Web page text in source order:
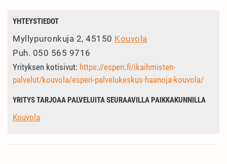
YHTEYSTIEDOT
Myllypuronkuja 2, 45150 Kouvola
Puh. 050 565 9716
Yrityksen kotisivut: https://esperi.fi/ikaihmisten-
palvelut/kouvola/esperi-palvelukeskus-haanoja-kouvola/
YRITYS TARJOAA PALVELUITA SEURAAVILLA PAIKKAKUNNILLA
Kouvola